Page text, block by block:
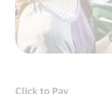
Click to Pay